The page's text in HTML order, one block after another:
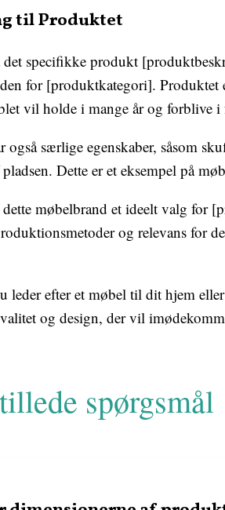
til Produktet
specifikke produkt
for [produktkategori]. Produktet
vil holde i mange år og forblive i
også særlige egenskaber, såsom
Dette er et eksempel på
dette møbelbrand et ideelt valg
og relevans for
leder efter et møbel til dit hjem
og design, der vil
spørgsmål